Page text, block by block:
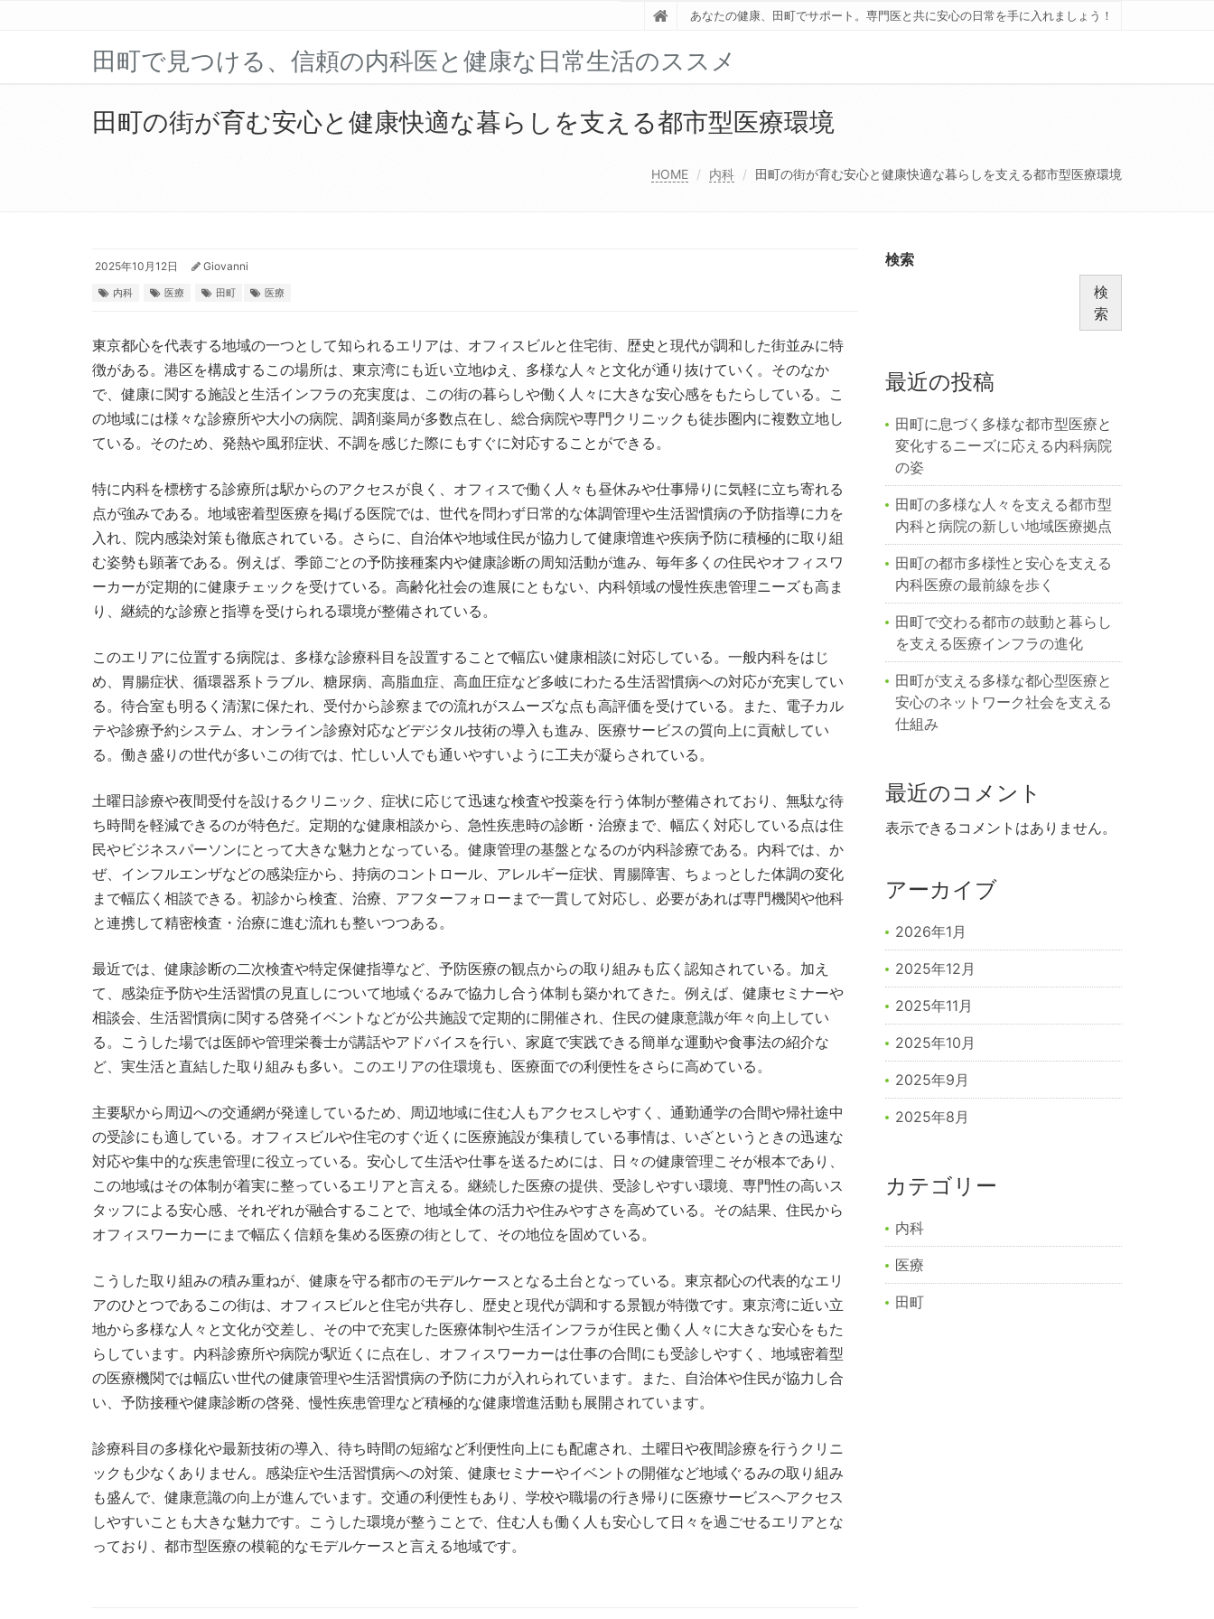
あなたの健康、田町でサポート。専門医と共に安心の日常を手に入れましょう！
田町で見つける、信頼の内科医と健康な日常生活のススメ
田町の街が育む安心と健康快適な暮らしを支える都市型医療環境
HOME 内科 田町の街が育む安心と健康快適な暮らしを支える都市型医療環境
2025年10月12日 Giovanni
内科 医療 田町 医療
東京都心を代表する地域の一つとして知られるエリアは、オフィスビルと住宅街、歴史と現代が調和した街並みに特
徴がある。 港区を構成するこの場所は、東京湾にも近い立地ゆえ、多様な人々と文化が通り抜けていく。そのなか
で、健康に関する施設と生活インフラの充実度は、この街の暮らしや働く人々に大きな安心感をもたらしている。こ
の地域には様々な診療所や大小の病院、調剤薬局が多数点在し、総合病院や専門クリニックも徒歩圏内に複数立地し
ている。そのため、発熱や風邪症状、不調を感じた際にもすぐに対応することができる。
特に内科を標榜する診療所は駅からのアクセスが良く、オフィスで働く人々も昼休みや仕事帰りに気軽に立ち寄れる
点が強みである。地域密着型医療を掲げる医院では、世代を問わず日常的な体調管理や生活習慣病の予防指導に力を
入れ、院内感染対策も徹底されている。さらに、自治体や地域住民が協力して健康増進や疾病予防に積極的に取り組
む姿勢も顕著である。例えば、季節ごとの予防接種案内や健康診断の周知活動が進み、毎年多くの住民やオフィスワ
ーカーが定期的に健康チェックを受けている。高齢化社会の進展にともない、内科領域の慢性疾患管理ニーズも高ま
り、継続的な診療と指導を受けられる環境が整備されている。
このエリアに位置する病院は、多様な診療科目を設置することで幅広い健康相談に対応している。一般内科をはじ
め、胃腸症状、循環器系トラブル、糖尿病、高脂血症、高血圧症など多岐にわたる生活習慣病への対応が充実してい
る。待合室も明るく清潔に保たれ、受付から診察までの流れがスムーズな点も高評価を受けている。また、電子カル
テや診療予約システム、オンライン診療対応などデジタル技術の導入も進み、医療サービスの質向上に貢献してい
る。働き盛りの世代が多いこの街では、忙しい人でも通いやすいように工夫が凝らされている。
土曜日診療や夜間受付を設けるクリニック、症状に応じて迅速な検査や投薬を行う体制が整備されており、無駄な待
ち時間を軽減できるのが特色だ。定期的な健康相談から、急性疾患時の診断・治療まで、幅広く対応している点は住
民やビジネスパーソンにとって大きな魅力となっている。健康管理の基盤となるのが内科診療である。内科では、か
ぜ、インフルエンザなどの感染症から、持病のコントロール、アレルギー症状、胃腸障害、ちょっとした体調の変化
まで幅広く相談できる。初診から検査、治療、アフターフォローまで一貫して対応し、必要があれば専門機関や他科
と連携して精密検査・治療に進む流れも整いつつある。
最近では、健康診断の二次検査や特定保健指導など、予防医療の観点からの取り組みも広く認知されている。加え
て、感染症予防や生活習慣の見直しについて地域ぐるみで協力し合う体制も築かれてきた。例えば、健康セミナーや
相談会、生活習慣病に関する啓発イベントなどが公共施設で定期的に開催され、住民の健康意識が年々向上してい
る。こうした場では医師や管理栄養士が講話やアドバイスを行い、家庭で実践できる簡単な運動や食事法の紹介な
ど、実生活と直結した取り組みも多い。このエリアの住環境も、医療面での利便性をさらに高めている。
主要駅から周辺への交通網が発達しているため、周辺地域に住む人もアクセスしやすく、通勤通学の合間や帰社途中
の受診にも適している。オフィスビルや住宅のすぐ近くに医療施設が集積している事情は、いざというときの迅速な
対応や集中的な疾患管理に役立っている。安心して生活や仕事を送るためには、日々の健康管理こそが根本であり、
この地域はその体制が着実に整っているエリアと言える。継続した医療の提供、受診しやすい環境、専門性の高いス
タッフによる安心感、それぞれが融合することで、地域全体の活力や住みやすさを高めている。その結果、住民から
オフィスワーカーにまで幅広く信頼を集める医療の街として、その地位を固めている。
こうした取り組みの積み重ねが、健康を守る都市のモデルケースとなる土台となっている。東京都心の代表的なエリ
アのひとつであるこの街は、オフィスビルと住宅が共存し、歴史と現代が調和する景観が特徴です。東京湾に近い立
地から多様な人々と文化が交差し、その中で充実した医療体制や生活インフラが住民と働く人々に大きな安心をもた
らしています。内科診療所や病院が駅近くに点在し、オフィスワーカーは仕事の合間にも受診しやすく、地域密着型
の医療機関では幅広い世代の健康管理や生活習慣病の予防に力が入れられています。また、自治体や住民が協力し合
い、予防接種や健康診断の啓発、慢性疾患管理など積極的な健康増進活動も展開されています。
診療科目の多様化や最新技術の導入、待ち時間の短縮など利便性向上にも配慮され、土曜日や夜間診療を行うクリニ
ックも少なくありません。感染症や生活習慣病への対策、健康セミナーやイベントの開催など地域ぐるみの取り組み
も盛んで、健康意識の向上が進んでいます。交通の利便性もあり、学校や職場の行き帰りに医療サービスへアクセス
しやすいことも大きな魅力です。こうした環境が整うことで、住む人も働く人も安心して日々を過ごせるエリアとな
っており、都市型医療の模範的なモデルケースと言える地域です。
検索
検
索
最近の投稿
田町に息づく多様な都市型医療と
変化するニーズに応える内科病院
の姿
田町の多様な人々を支える都市型
内科と病院の新しい地域医療拠点
田町の都市多様性と安心を支える
内科医療の最前線を歩く
田町で交わる都市の鼓動と暮らし
を支える医療インフラの進化
田町が支える多様な都心型医療と
安心のネットワーク社会を支える
仕組み
最近のコメント
表示できるコメントはありません。
アーカイブ
2026年1月
2025年12月
2025年11月
2025年10月
2025年9月
2025年8月
カテゴリー
内科
医療
田町